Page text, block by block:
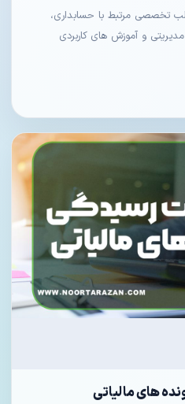
تخصصی مرتبط با حسابداری،
و آموزش های کاربردی
های مالیاتی